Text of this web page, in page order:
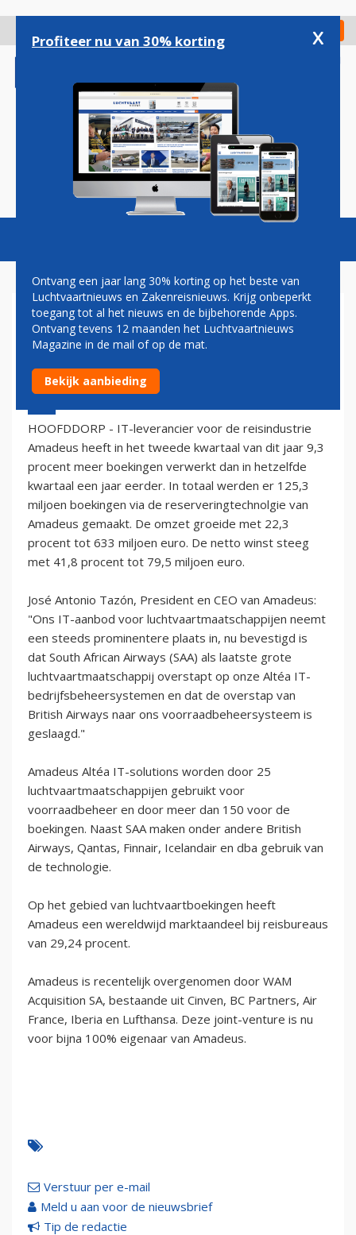
gaan
Check in
Magazine Podcasts Vacatures
STERKE GROEI NETTOWINST
AMADEUS
13 augustus 2005 - 2:00
HOOFDDORP - IT-leverancier voor de reisindustrie
Amadeus heeft in het tweede kwartaal van dit jaar 9,3
procent meer boekingen verwerkt dan in hetzelfde
kwartaal een jaar eerder. In totaal werden er 125,3
miljoen boekingen via de reserveringtechnolgie van
Amadeus gemaakt. De omzet groeide met 22,3
procent tot 633 miljoen euro. De netto winst steeg
met 41,8 procent tot 79,5 miljoen euro.
José Antonio Tazón, President en CEO van Amadeus:
"Ons IT-aanbod voor luchtvaartmaatschappijen neemt
een steeds prominentere plaats in, nu bevestigd is
dat South African Airways (SAA) als laatste grote
luchtvaartmaatschappij overstapt op onze Altéa IT-
bedrijfsbeheersystemen en dat de overstap van
British Airways naar ons voorraadbeheersysteem is
geslaagd."
Amadeus Altéa IT-solutions worden door 25
luchtvaartmaatschappijen gebruikt voor
voorraadbeheer en door meer dan 150 voor de
boekingen. Naast SAA maken onder andere British
Airways, Qantas, Finnair, Icelandair en dba gebruik van
de technologie.
Op het gebied van luchtvaartboekingen heeft
Amadeus een wereldwijd marktaandeel bij reisbureaus
van 29,24 procent.
Amadeus is recentelijk overgenomen door WAM
Acquisition SA, bestaande uit Cinven, BC Partners, Air
France, Iberia en Lufthansa. Deze joint-venture is nu
voor bijna 100% eigenaar van Amadeus.
Verstuur per e-mail
Meld u aan voor de nieuwsbrief
Tip de redactie
Profiteer nu van 30% korting x
Ontvang een jaar lang 30% korting op het beste van
Luchtvaartnieuws en Zakenreisnieuws. Krijg onbeperkt
toegang tot al het nieuws en de bijbehorende Apps.
Ontvang tevens 12 maanden het Luchtvaartnieuws
Magazine in de mail of op de mat.
Bekijk aanbieding